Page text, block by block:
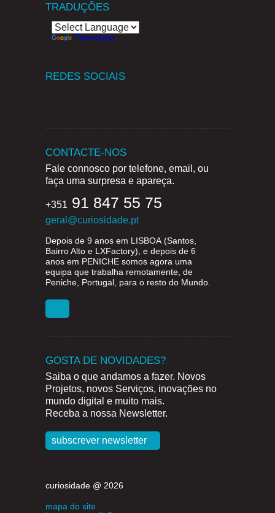
TRADUÇÕES
Translate
REDES SOCIAIS
CONTACTE-NOS
Fale connosco por telefone, email, ou
faça uma surpresa e apareça.
+351 91 847 55 75
geral@curiosidade.pt
Depois de 9 anos em LISBOA (Santos,
Bairro Alto e LXFactory), e depois de 6
anos em PENICHE somos agora uma
equipa que trabalha remotamente, de
Peniche, Portugal, para o resto do Mundo.
GOSTA DE NOVIDADES?
Saiba o que andamos a fazer. Novos
Projetos, novos Serviços, inovações no
mundo digital e muito mais.
Receba a nossa Newsletter.
subscrever newsletter
curiosidade @ 2026
mapa do site